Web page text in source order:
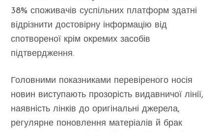
38% споживачів суспільних платформ здатні
відрізнити достовірну інформацію від
спотвореної крім окремих засобів
підтвердження.
Головними показниками перевіреного носія
новин виступають прозорість видавничої лінії,
наявність лінків до оригінальні джерела,
регулярне поновлення матеріалів й брак